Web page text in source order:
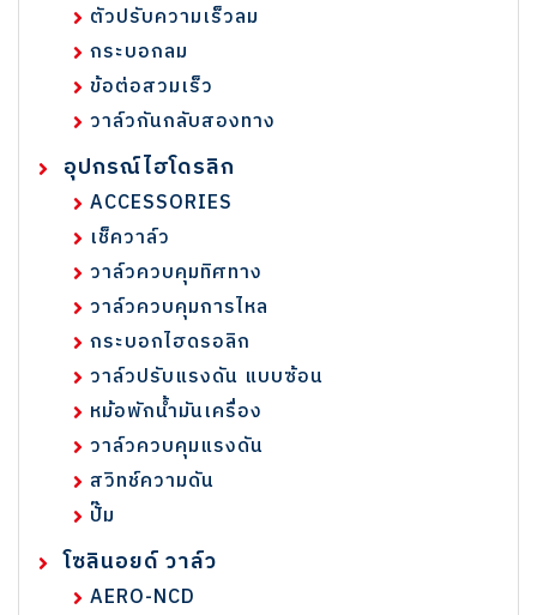
ตัวปรับความเร็วลม
กระบอกลม
ข้อต่อสวมเร็ว
วาล์วกันกลับสองทาง
อุปกรณ์ไฮโดรลิก
ACCESSORIES
เช็ควาล์ว
วาล์วควบคุมทิศทาง
วาล์วควบคุมการไหล
กระบอกไฮดรอลิก
วาล์วปรับแรงดัน แบบซ้อน
หม้อพักน้ำมันเครื่อง
วาล์วควบคุมแรงดัน
สวิทช์ความดัน
ปั๊ม
โซลินอยด์ วาล์ว
AERO-NCD